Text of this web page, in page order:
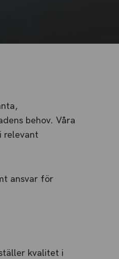
behov. Våra
relevant
ansvar för
kvalitet i